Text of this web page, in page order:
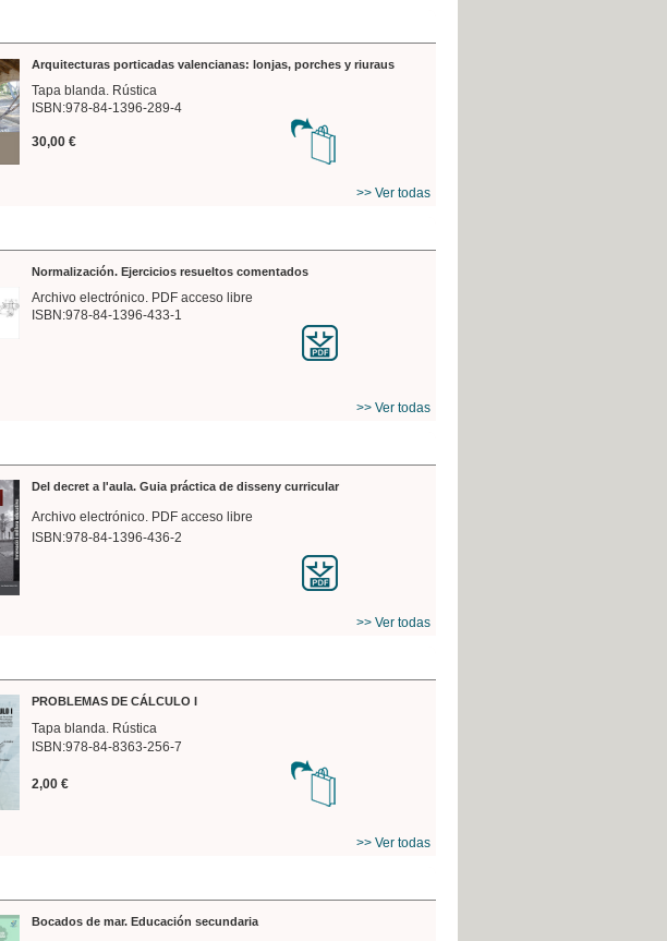
Arquitecturas porticadas valencianas: lonjas, porches y riuraus
Tapa blanda. Rústica
ISBN:978-84-1396-289-4
30,00 €
>> Ver todas
Normalización. Ejercicios resueltos comentados
Archivo electrónico. PDF acceso libre
ISBN:978-84-1396-433-1
>> Ver todas
Del decret a l'aula. Guia práctica de disseny curricular
Archivo electrónico. PDF acceso libre
ISBN:978-84-1396-436-2
>> Ver todas
PROBLEMAS DE CÁLCULO I
Tapa blanda. Rústica
ISBN:978-84-8363-256-7
2,00 €
>> Ver todas
Bocados de mar. Educación secundaria